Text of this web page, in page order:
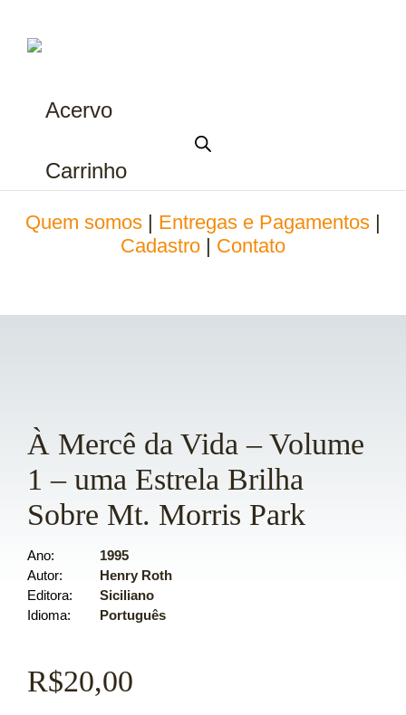
Acervo
Carrinho
Quem somos Entregas e Pagamentos
Cadastro
Contato
À Mercê da Vida – Volume
1 – uma Estrela Brilha
Sobre Mt. Morris Park
Ano
1995
Autor
Henry Roth
Editora
Siciliano
Idioma
Português
R$20,00